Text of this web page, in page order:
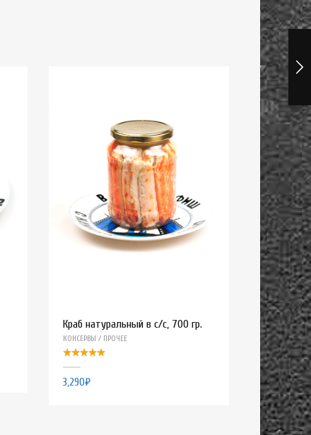
Краб натуральный в с/с, 700 гр.
КОНСЕРВЫ / ПРОЧЕЕ
3,290₽